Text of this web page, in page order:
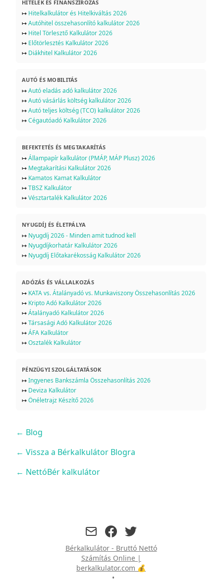
HITELEK ÉS FINANSZÍROZÁS
↦ Hitelkalkulátor és Hitelkiváltás 2026
↦Autóhitel összehasonlító kalkulátor 2026
↦ Hitel Törlesztő Kalkulátor 2026
↦ Előtörlesztés Kalkulátor 2026
↦ Diákhitel Kalkulátor 2026
AUTÓ ÉS MOBILITÁS
↦Autó eladás adó kalkulátor 2026
↦Autó vásárlás költség kalkulátor 2026
↦Autó teljes költség (TCO) kalkulátor 2026
↦Cégautóadó Kalkulátor 2026
BEFEKTETÉS ÉS MEGTAKARÍTÁS
↦Állampapír kalkulátor (PMÁP, MÁP Plusz) 2026
↦ Megtakarítási Kalkulátor 2026
↦ Kamatos Kamat Kalkulátor
↦TBSZ Kalkulátor
↦Vésztartalék Kalkulátor 2026
NYUGDÍJ ÉS ÉLETPÁLYA
↦ Nyugdíj 2026 - Minden amit tudnod kell
↦ Nyugdíjkorhatár Kalkulátor 2026
↦ Nyugdíj Előtakarékosság Kalkulátor 2026
ADÓZÁS ÉS VÁLLALKOZÁS
↦ KATA vs. Átalányadó vs. Munkaviszony Összehasonlítás 2026
↦ Kripto Adó Kalkulátor 2026
↦Átalányadó Kalkulátor 2026
↦Társasági Adó Kalkulátor 2026
↦ÁFA Kalkulátor
↦Osztalék Kalkulátor
PÉNZÜGYI SZOLGÁLTATÁSOK
↦Ingyenes Bankszámla Összehasonlítás 2026
↦ Deviza Kalkulátor
↦Önéletrajz Készítő 2026
← Blog
← Vissza a Bérkalkulátor Blogra
← NettóBér kalkulátor
facebooktwitter
Bérkalkulátor - Bruttó Nettó
Számítás Online |
berkalkulator.com 💰
•